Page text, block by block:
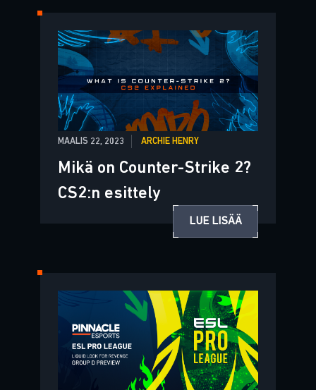
MAALIS 22, 2023 ARCHIE HENRY
Mikä on Counter-Strike 2?
CS2:n esittely
LUE LISÄÄ